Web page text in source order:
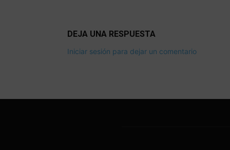
DEJA UNA RESPUESTA
Iniciar sesión para dejar un comentario